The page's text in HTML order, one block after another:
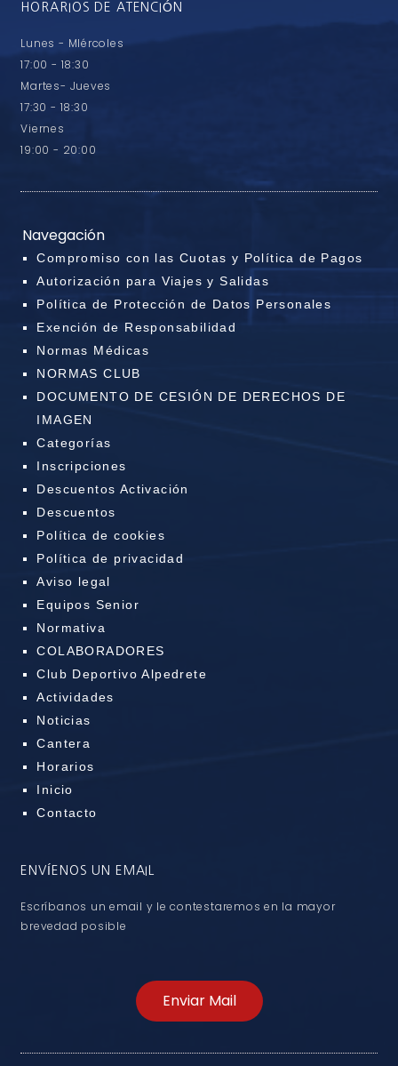
HORARIOS DE ATENCIÓN
Lunes - MIércoles
17:00 - 18:30
Martes- Jueves
17:30 - 18:30
Viernes
19:00 - 20:00
Navegación
Compromiso con las Cuotas y Política de Pagos
Autorización para Viajes y Salidas
Política de Protección de Datos Personales
Exención de Responsabilidad
Normas Médicas
NORMAS CLUB
DOCUMENTO DE CESIÓN DE DERECHOS DE
IMAGEN
Categorías
Inscripciones
Descuentos Activación
Descuentos
Política de cookies
Política de privacidad
Aviso legal
Equipos Senior
Normativa
COLABORADORES
Club Deportivo Alpedrete
Actividades
Noticias
Cantera
Horarios
Inicio
Contacto
ENVÍENOS UN EMAIL
Escríbanos un email y le contestaremos en la mayor
brevedad posible
Enviar Mail